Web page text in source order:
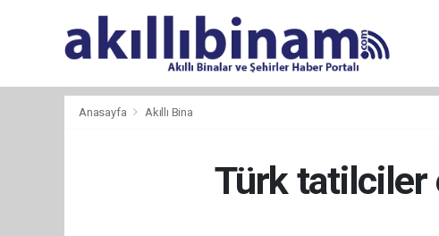
Anasayfa Akıllı Bina
Türk tatilciler